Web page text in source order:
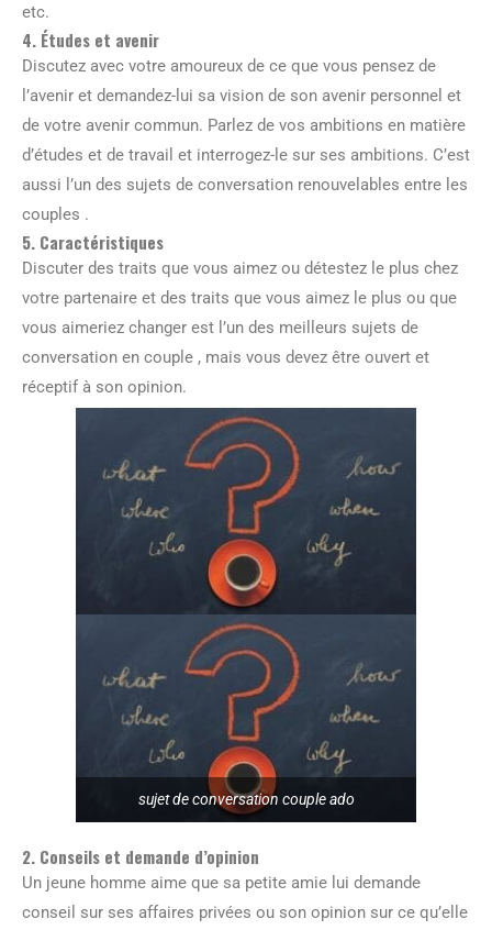
etc.
4. Études et avenir
Discutez avec votre amoureux de ce que vous pensez de
l’avenir et demandez-lui sa vision de son avenir personnel et
de votre avenir commun. Parlez de vos ambitions en matière
d’études et de travail et interrogez-le sur ses ambitions. C’est
aussi l’un des sujets de conversation renouvelables entre les
couples .
5. Caractéristiques
Discuter des traits que vous aimez ou détestez le plus chez
votre partenaire et des traits que vous aimez le plus ou que
vous aimeriez changer est l’un des meilleurs sujets de
conversation en couple , mais vous devez être ouvert et
réceptif à son opinion.
sujet de conversation couple ado
2. Conseils et demande d’opinion
Un jeune homme aime que sa petite amie lui demande
conseil sur ses affaires privées ou son opinion sur ce qu’elle